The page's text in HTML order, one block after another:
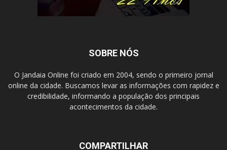
SOBRE NÓS
O Jandaia Online foi criado em 2004, sendo o primeiro jornal
online da cidade. Buscamos levar as informações com rapidez e
credibilidade, informando a população dos principais
acontecimentos da cidade.
COMPARTILHAR